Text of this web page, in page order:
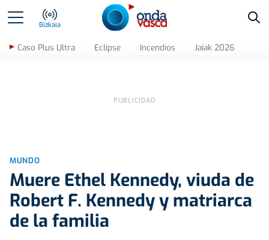
Bizkaia
Caso Plus Ultra Eclipse Incendios Jaiak 2026
MUNDO
Muere Ethel Kennedy, viuda de
Robert F. Kennedy y matriarca
de la familia